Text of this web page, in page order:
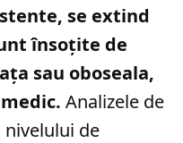
se extind
însoțite de
sau oboseala,
Analizele de
de